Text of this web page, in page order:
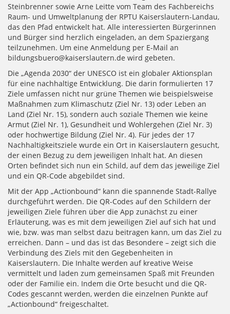
Steinbrenner sowie Arne Leitte vom Team des Fachbereichs
Raum- und Umweltplanung der RPTU Kaiserslautern-Landau,
das den Pfad entwickelt hat. Alle interessierten Bürgerinnen
und Bürger sind herzlich eingeladen, an dem Spaziergang
teilzunehmen. Um eine Anmeldung per E-Mail an
bildungsbuero@kaiserslautern.de wird gebeten.
Die „Agenda 2030“ der UNESCO ist ein globaler Aktionsplan
für eine nachhaltige Entwicklung. Die darin formulierten 17
Ziele umfassen nicht nur grüne Themen wie beispielsweise
Maßnahmen zum Klimaschutz (Ziel Nr. 13) oder Leben an
Land (Ziel Nr. 15), sondern auch soziale Themen wie keine
Armut (Ziel Nr. 1), Gesundheit und Wohlergehen (Ziel Nr. 3)
oder hochwertige Bildung (Ziel Nr. 4). Für jedes der 17
Nachhaltigkeitsziele wurde ein Ort in Kaiserslautern gesucht,
der einen Bezug zu dem jeweiligen Inhalt hat. An diesen
Orten befindet sich nun ein Schild, auf dem das jeweilige Ziel
und ein QR-Code abgebildet sind.
Mit der App „Actionbound“ kann die spannende Stadt-Rallye
durchgeführt werden. Die QR-Codes auf den Schildern der
jeweiligen Ziele führen über die App zunächst zu einer
Erläuterung, was es mit dem jeweiligen Ziel auf sich hat und
wie, bzw. was man selbst dazu beitragen kann, um das Ziel zu
erreichen. Dann – und das ist das Besondere – zeigt sich die
Verbindung des Ziels mit den Gegebenheiten in
Kaiserslautern. Die Inhalte werden auf kreative Weise
vermittelt und laden zum gemeinsamen Spaß mit Freunden
oder der Familie ein. Indem die Orte besucht und die QR-
Codes gescannt werden, werden die einzelnen Punkte auf
„Actionbound“ freigeschaltet.